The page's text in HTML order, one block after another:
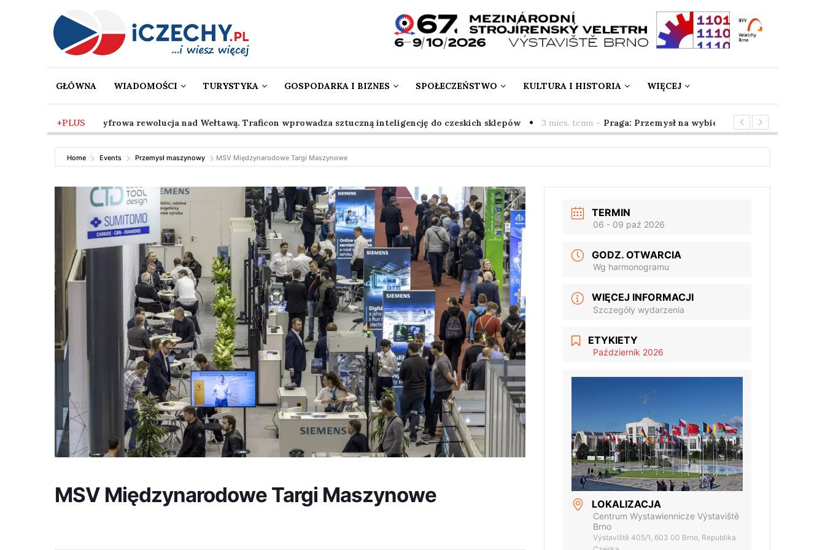
GŁÓWNA WIADOMOŚCI TURYSTYKA GOSPODARKA I BIZNES SPOŁECZEŃSTWO KULTURA I HISTORIA WIĘCEJ
+PLUS
2 mies. temu - Cyfrowa rewolucja nad Wełtawą. Traficon wprowadza sztuczną inteligencję do czeskich sklepów 3 mies. temu - Praga: Przemysł na wybiegu 3 mies. temu
Home Events Przemysł maszynowy MSV Międzynarodowe Targi Maszynowe
MSV Międzynarodowe Targi Maszynowe
TERMIN
06 - 09 paź 2026
GODZ. OTWARCIA
Wg harmonogramu
WIĘCEJ INFORMACJI
Szczegóły wydarzenia
ETYKIETY
Październik 2026
LOKALIZACJA
Centrum Wystawiennicze Výstaviště
Brno
Výstaviště 405/1, 603 00 Brno, Republika